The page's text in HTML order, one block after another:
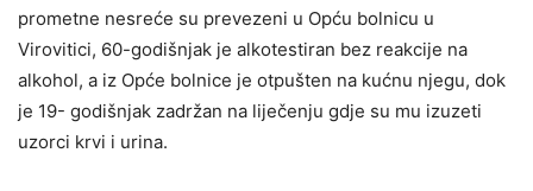
prometne nesreće su prevezeni u Opću bolnicu u
Virovitici, 60-godišnjak je alkotestiran bez reakcije na
alkohol, a iz Opće bolnice je otpušten na kućnu njegu, dok
je 19- godišnjak zadržan na liječenju gdje su mu izuzeti
uzorci krvi i urina.